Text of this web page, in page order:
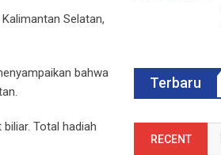
Selatan,
bahwa
Total hadiah
Terbaru
RECENT